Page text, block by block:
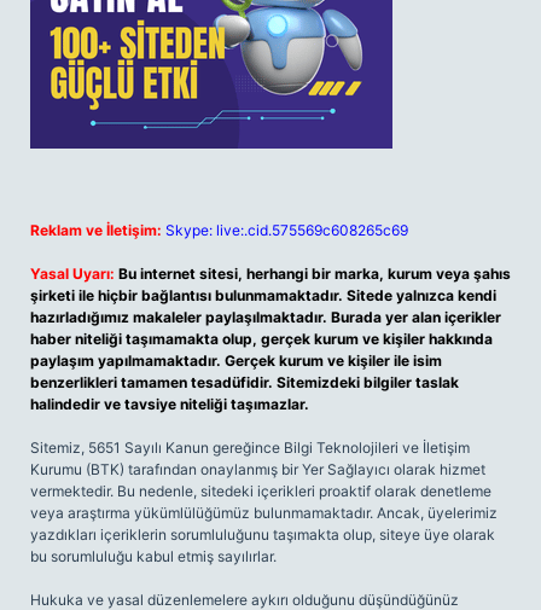
Reklam ve İletişim: Skype: live:.cid.575569c608265c69
Yasal Uyarı: Bu internet sitesi, herhangi bir marka, kurum veya şahıs
şirketi ile hiçbir bağlantısı bulunmamaktadır. Sitede yalnızca kendi
hazırladığımız makaleler paylaşılmaktadır. Burada yer alan içerikler
haber niteliği taşımamakta olup, gerçek kurum ve kişiler hakkında
paylaşım yapılmamaktadır. Gerçek kurum ve kişiler ile isim
benzerlikleri tamamen tesadüfidir. Sitemizdeki bilgiler taslak
halindedir ve tavsiye niteliği taşımazlar.
Sitemiz, 5651 Sayılı Kanun gereğince Bilgi Teknolojileri ve İletişim
Kurumu (BTK) tarafından onaylanmış bir Yer Sağlayıcı olarak hizmet
vermektedir. Bu nedenle, sitedeki içerikleri proaktif olarak denetleme
veya araştırma yükümlülüğümüz bulunmamaktadır. Ancak, üyelerimiz
yazdıkları içeriklerin sorumluluğunu taşımakta olup, siteye üye olarak
bu sorumluluğu kabul etmiş sayılırlar.
Hukuka ve yasal düzenlemelere aykırı olduğunu düşündüğünüz